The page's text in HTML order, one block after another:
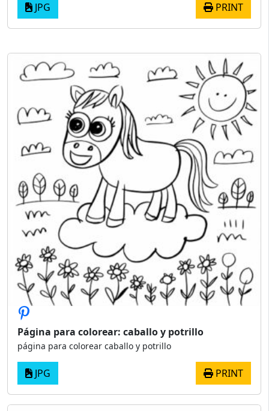
JPG PRINT
Página para colorear: caballo y potrillo
página para colorear caballo y potrillo
JPG PRINT